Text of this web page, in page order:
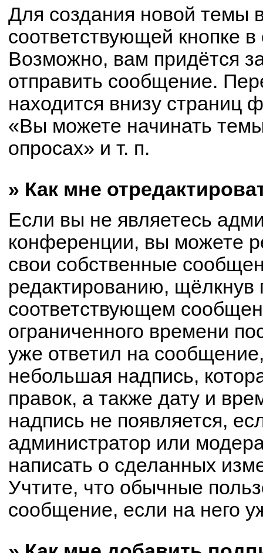
Для создания новой темы
соответствующей кнопке
Возможно, вам придётся
отправить сообщение.
находится внизу
«Вы можете начинать
опросах» и т. п.
» Как мне
Если вы не являетесь
конференции, вы можете
свои собственные
редактированию, щёлкнув
соответствующем
ограниченного времени
уже ответил на
небольшая надпись,
правок, а также дату и
надпись не появляется,
администратор или
написать о сделанных
Учтите, что обычные
сообщение, если на него